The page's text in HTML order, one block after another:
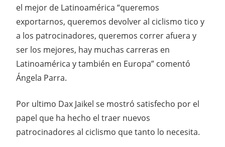
el mejor de Latinoamérica “queremos
exportarnos, queremos devolver al ciclismo tico y
a los patrocinadores, queremos correr afuera y
ser los mejores, hay muchas carreras en
Latinoamérica y también en Europa” comentó
Ángela Parra.
Por ultimo Dax Jaikel se mostró satisfecho por el
papel que ha hecho el traer nuevos
patrocinadores al ciclismo que tanto lo necesita.